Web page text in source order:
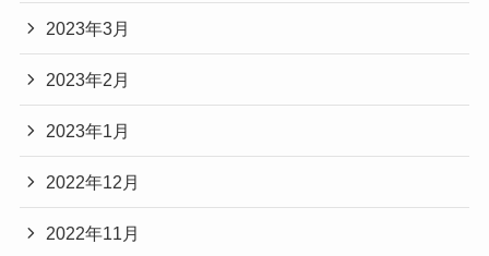
2023年3月
2023年2月
2023年1月
2022年12月
2022年11月